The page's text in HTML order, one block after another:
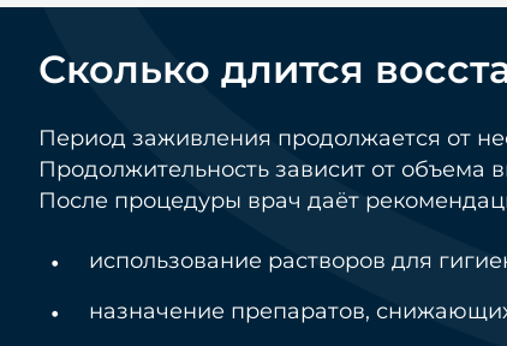
Сколько длится
Период заживления продолжается от
Продолжительность зависит от объема
После процедуры врач даёт
использование растворов для
назначение препаратов,